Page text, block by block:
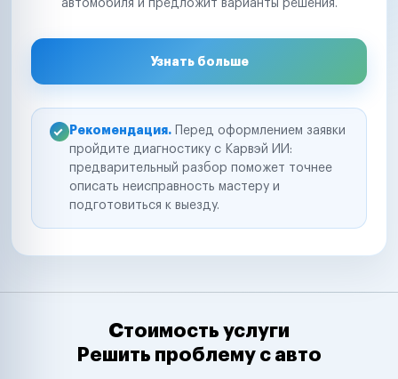
автомобиля и предложит варианты решения.
Узнать больше
Рекомендация. Перед оформлением заявки
пройдите диагностику с Карвэй ИИ:
предварительный разбор поможет точнее
описать неисправность мастеру и
подготовиться к выезду.
Стоимость услуги
Решить проблему с авто